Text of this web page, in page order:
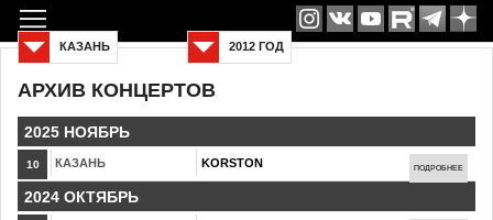
АРХИВ КОНЦЕРТОВ
2012 ГОД
КАЗАНЬ
2025 НОЯБРЬ
10 КАЗАНЬ KORSTON ПОДРОБНЕЕ
2024 ОКТЯБРЬ